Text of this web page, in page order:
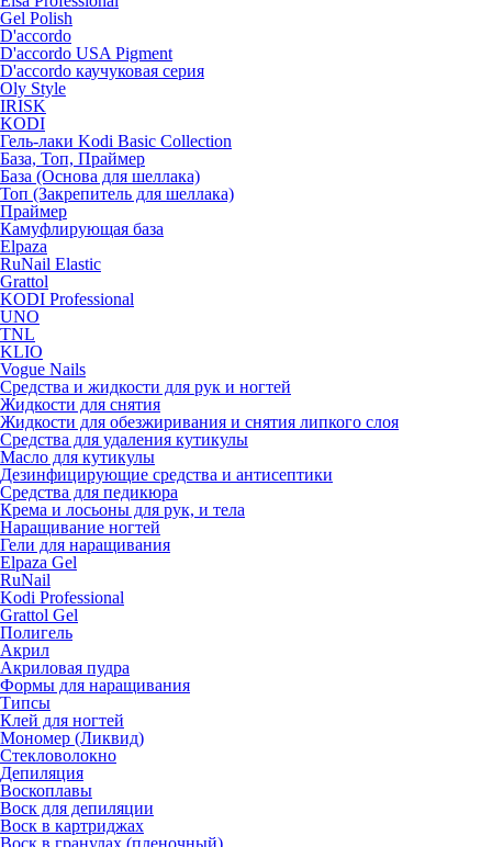
Gel Polish
D'accordo
D'accordo USA Pigment
D'accordo каучуковая серия
Oly Style
IRISK
KODI
Гель-лаки Kodi Basic Collection
База, Топ, Праймер
База (Основа для шеллака)
Топ (Закрепитель для шеллака)
Праймер
Камуфлирующая база
Elpaza
RuNail Elastic
Grattol
KODI Professional
UNO
TNL
KLIO
Vogue Nails
Средства и жидкости для рук и ногтей
Жидкости для снятия
Жидкости для обезжиривания и снятия липкого слоя
Средства для удаления кутикулы
Масло для кутикулы
Дезинфицирующие средства и антисептики
Средства для педикюра
Крема и лосьоны для рук, и тела
Наращивание ногтей
Гели для наращивания
Elpaza Gel
RuNail
Kodi Professional
Grattol Gel
Полигель
Акрил
Акриловая пудра
Формы для наращивания
Типсы
Клей для ногтей
Мономер (Ликвид)
Стекловолокно
Депиляция
Воскоплавы
Воск для депиляции
Воск в картриджах
Воск в гранулах (пленочный)